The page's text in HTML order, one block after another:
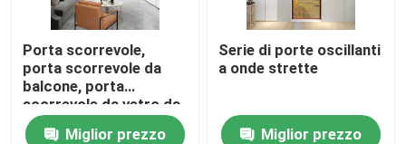
Porta scorrevole,
porta scorrevole da
balcone, porta
scorrevole da vetro da
balcone
Miglior prezzo
Serie di porte oscillanti
a onde strette
Miglior prezzo